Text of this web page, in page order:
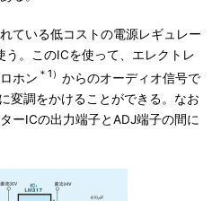
ている低コストの電源レギュレー
う。このICを使って、エレクトレ
ホン ＊1） からのオーディオ信号で
変調をかけることができる。なお
ーICの出力端子とADJ端子の間に